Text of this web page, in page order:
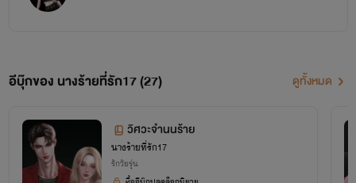
อีบุ๊กของ นางร้ายที่รัก17 (27) ดูทั้งหมด
วิศวะจำนนร้าย
นางร้ายที่รัก17
รักวัยรุ่น